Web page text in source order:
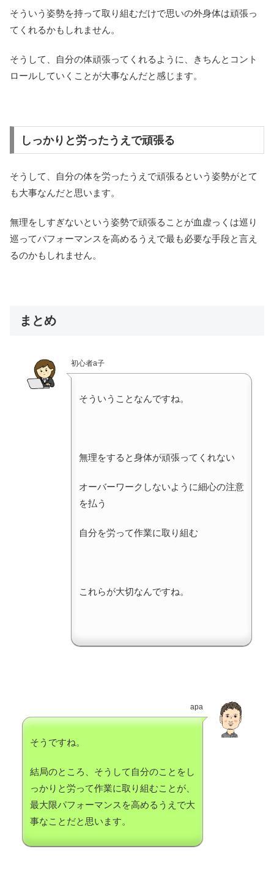
そういう姿勢を持って取り組むだけで思いの外身体は頑張っ
てくれるかもしれません。
そうして、自分の体頑張ってくれるように、きちんとコント
ロールしていくことが大事なんだと感じます。
しっかりと労ったうえで頑張る
そうして、自分の体を労ったうえで頑張るという姿勢がとて
も大事なんだと思います。
無理をしすぎないという姿勢で頑張ることが血虚っくは巡り
巡ってパフォーマンスを高めるうえで最も必要な手段と言え
るのかもしれません。
まとめ
初心者a子
そういうことなんですね。
無理をすると身体が頑張ってくれない
オーバーワークしないように細心の注意
を払う
自分を労って作業に取り組む
これらが大切なんですね。
apa
そうですね。
結局のところ、そうして自分のことをし
っかりと労って作業に取り組むことが、
最大限パフォーマンスを高めるうえで大
事なことだと思います。